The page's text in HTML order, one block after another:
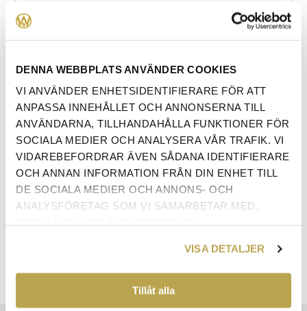
DENNA WEBBPLATS ANVÄNDER COOKIES
VI ANVÄNDER ENHETSIDENTIFIERARE FÖR ATT
ANPASSA INNEHÅLLET OCH ANNONSERNA TILL
ANVÄNDARNA, TILLHANDAHÅLLA FUNKTIONER FÖR
SOCIALA MEDIER OCH ANALYSERA VÅR TRAFIK. VI
VIDAREBEFORDRAR ÄVEN SÅDANA IDENTIFIERARE
OCH ANNAN INFORMATION FRÅN DIN ENHET TILL
DE SOCIALA MEDIER OCH ANNONS- OCH
ANALYSFÖRETAG SOM VI SAMARBETAR MED.
DU HAR TILLHANDAHÅLLIT ELLER SOM DE HAR
SAMLAT IN NÄR DU HAR ANVÄNT DERAS
VISA DETALJER
Tillåt alla